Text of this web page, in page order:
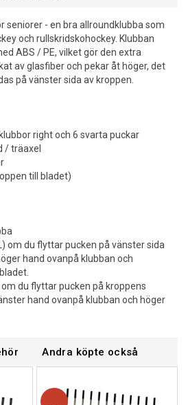
seniorer - en bra allroundklubba som
och rullskridskohockey. Klubban
ABS / PE, vilket gör den extra
av glasfiber och pekar åt höger, det
på vänster sida av kroppen.
right och 6 svarta puckar
/ träaxel
till bladet)
om du flyttar pucken på vänster sida
hand ovanpå klubban och
om du flyttar pucken på kroppens
hand ovanpå klubban och höger
Andra köpte också